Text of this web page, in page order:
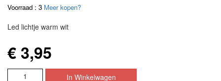
Voorraad : 3 Meer kopen?
Led lichtje warm wit
€ 3,95